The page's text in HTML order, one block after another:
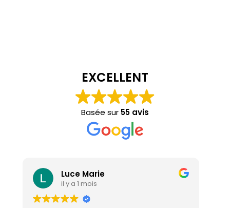
EXCELLENT
Basée sur 55 avis
Luce Marie
il y a 1 mois